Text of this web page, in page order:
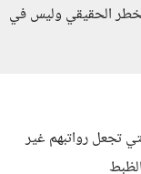
الحقيقي وليس في
تجعل رواتبهم غير